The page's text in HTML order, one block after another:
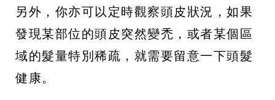
另外，你亦可以定時觀察頭皮狀況，如果
發現某部位的頭皮突然變禿，或者某個區
域的髮量特別稀疏，就需要留意一下頭髮
健康。